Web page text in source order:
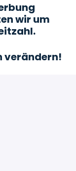
wir um
verändern!